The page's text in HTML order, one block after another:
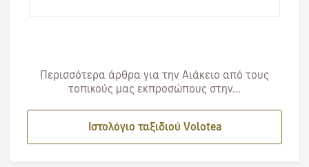
Περισσότερα άρθρα για την Αιάκειο από τους
τοπικούς μας εκπροσώπους στην...
Ιστολόγιο ταξιδιού Volotea